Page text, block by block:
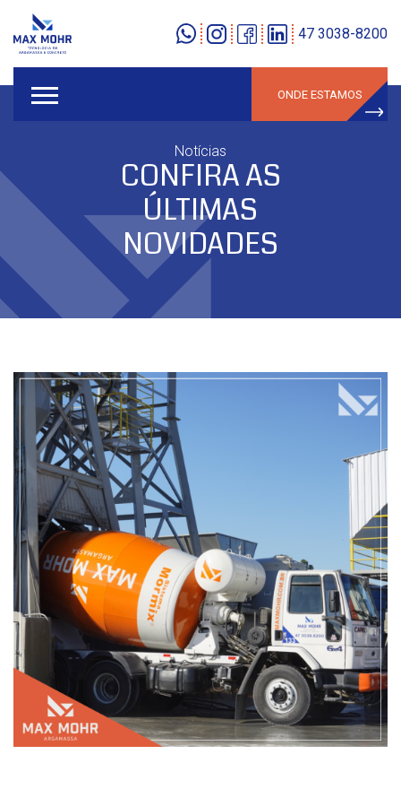
47 3038-8200
ONDE ESTAMOS
Notícias
CONFIRA AS
ÚLTIMAS
NOVIDADES